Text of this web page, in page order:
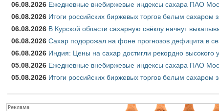
06.08.2026 Ежедневные внебиржевые индексы сахара ПАО
06.08.2026 Итоги российских биржевых торгов белым сахаром
06.08.2026 В Курской области сахарную свёклу начнут
06.08.2026 Сахар подорожал на фоне прогнозов дефицита в
06.08.2026 Индия: Цены на сахар достигли рекордно высокого
05.08.2026 Ежедневные внебиржевые индексы сахара ПАО
05.08.2026 Итоги российских биржевых торгов белым сахаром